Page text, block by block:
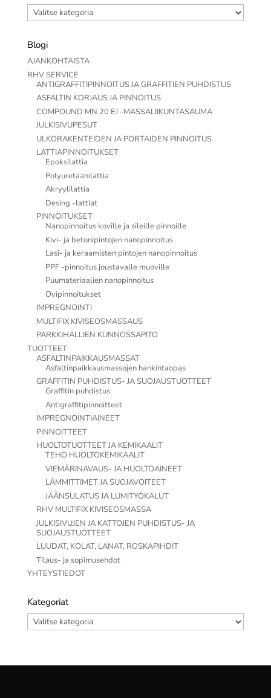
Kategoriat
Blogi
AJANKOHTAISTA
RHV SERVICE
ANTIGRAFFITIPINNOITUS JA GRAFFITIEN PUHDISTUS
ASFALTIN KORJAUS JA PINNOITUS
COMPOUND MN 20 EJ -MASSALIIKUNTASAUMA
JULKISIVUPESUT
ULKORAKENTEIDEN JA PORTAIDEN PINNOITUS
LATTIAPINNOITUKSET
Epoksilattia
Polyuretaanilattia
Akryylilattia
Desing -lattiat
PINNOITUKSET
Nanopinnoitus koville ja sileille pinnoille
Kivi- ja betonipintojen nanopinnoitus
Lasi- ja keraamisten pintojen nanopinnoitus
PPF -pinnoitus joustavalle muoville
Puumateriaalien nanopinnoitus
Ovipinnoitukset
IMPREGNOINTI
MULTIFIX KIVISEOSMASSAUS
PARKKIHALLIEN KUNNOSSAPITO
TUOTTEET
ASFALTINPAIKKAUSMASSAT
Asfaltinpaikkausmassojen hankintaopas
GRAFFITIN PUHDISTUS- JA SUOJAUSTUOTTEET
Graffitin puhdistus
Antigraffitipinnoitteet
IMPREGNOINTIAINEET
PINNOITTEET
HUOLTOTUOTTEET JA KEMIKAALIT
TEHO HUOLTOKEMIKAALIT
VIEMÄRINAVAUS- JA HUOLTOAINEET
LÄMMITTIMET JA SUOJAVOITEET
JÄÄNSULATUS JA LUMITYÖKALUT
RHV MULTIFIX KIVISEOSMASSA
JULKISIVUJEN JA KATTOJEN PUHDISTUS- JA
SUOJAUSTUOTTEET
LUUDAT, KOLAT, LANAT, ROSKAPIHDIT
Tilaus- ja sopimusehdot
YHTEYSTIEDOT
Kategoriat
Kategoriat